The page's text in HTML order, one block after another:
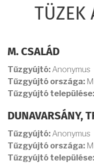
TÜZEK
M. CSALÁD
Tűzgyújtó: Anonymus
Tűzgyújtó országa:
Tűzgyújtó települése:
DUNAVARSÁNY,
Tűzgyújtó: Anonymus
Tűzgyújtó országa:
Tűzgyújtó települése: